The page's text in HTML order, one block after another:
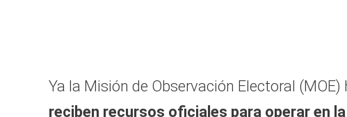
Ya la Misión de Observación Electoral
reciben recursos oficiales para operar en